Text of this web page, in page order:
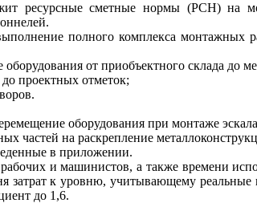
ресурсные сметные нормы (РСН) на
полного комплекса монтажных
оборудования от приобъектногосклада до
проектных отметок;
оборудования при монтаже
частей на раскрепление
в приложении.
рабочих и машинистов, а также времени
затрат к уровню, учитывающему
до 1,6.